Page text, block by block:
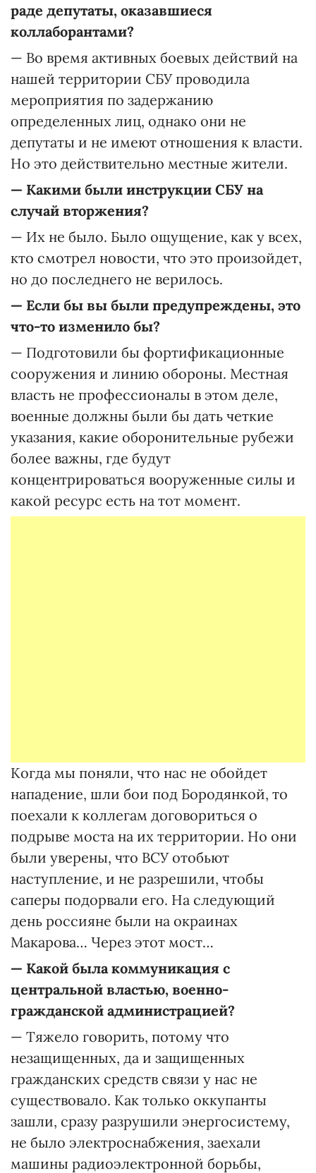
раде депутаты, оказавшиеся
коллаборантами?
— Во время активных боевых действий на
нашей территории СБУ проводила
мероприятия по задержанию
определенных лиц, однако они не
депутаты и не имеют отношения к власти.
Но это действительно местные жители.
— Какими были инструкции СБУ на
случай вторжения?
— Их не было. Было ощущение, как у всех,
кто смотрел новости, что это произойдет,
но до последнего не верилось.
— Если бы вы были предупреждены, это
что-то изменило бы?
— Подготовили бы фортификационные
сооружения и линию обороны. Местная
власть не профессионалы в этом деле,
военные должны были бы дать четкие
указания, какие оборонительные рубежи
более важны, где будут
концентрироваться вооруженные силы и
какой ресурс есть на тот момент.
Когда мы поняли, что нас не обойдет
нападение, шли бои под Бородянкой, то
поехали к коллегам договориться о
подрыве моста на их территории. Но они
были уверены, что ВСУ отобьют
наступление, и не разрешили, чтобы
саперы подорвали его. На следующий
день россияне были на окраинах
Макарова… Через этот мост…
— Какой была коммуникация с
центральной властью, военно-
гражданской администрацией?
— Тяжело говорить, потому что
незащищенных, да и защищенных
гражданских средств связи у нас не
существовало. Как только оккупанты
зашли, сразу разрушили энергосистему,
не было электроснабжения, заехали
машины радиоэлектронной борьбы,